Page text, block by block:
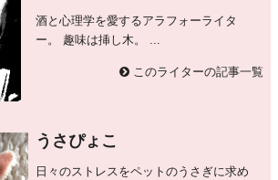
酒と心理学を愛するアラフォーライタ
ー。 趣味は挿し木。 ...
このライターの記事一覧
うさぴょこ
日々のストレスをペットのうさぎに求め